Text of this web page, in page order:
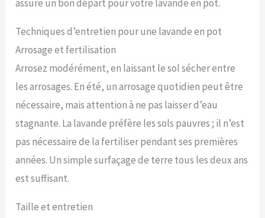
assure un bon départ pour votre lavande en pot.
Techniques d’entretien pour une lavande en pot
Arrosage et fertilisation
Arrosez modérément, en laissant le sol sécher entre
les arrosages. En été, un arrosage quotidien peut être
nécessaire, mais attention à ne pas laisser d’eau
stagnante. La lavande préfère les sols pauvres ; il n’est
pas nécessaire de la fertiliser pendant ses premières
années. Un simple surfaçage de terre tous les deux ans
est suffisant.
Taille et entretien